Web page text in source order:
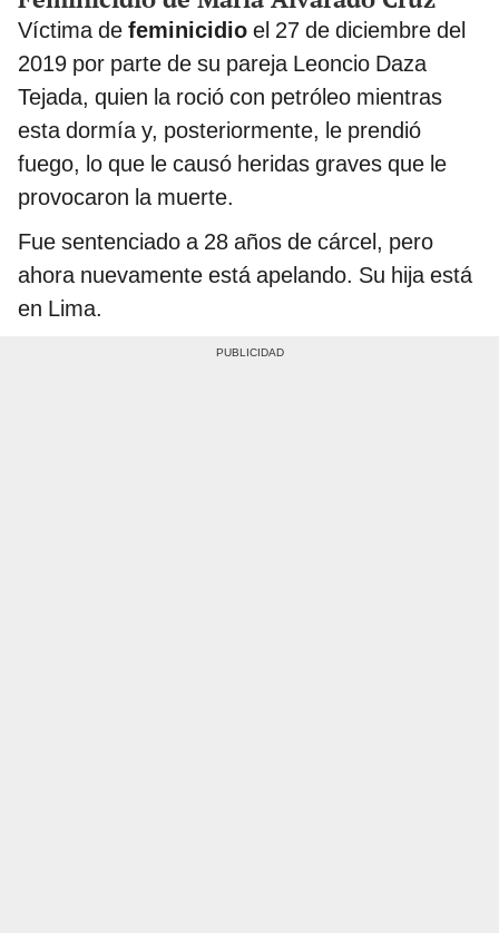
Víctima de feminicidio el 27 de diciembre del
2019 por parte de su pareja Leoncio Daza
Tejada, quien la roció con petróleo mientras
esta dormía y, posteriormente, le prendió
fuego, lo que le causó heridas graves que le
provocaron la muerte.
Fue sentenciado a 28 años de cárcel, pero
ahora nuevamente está apelando. Su hija está
en Lima.